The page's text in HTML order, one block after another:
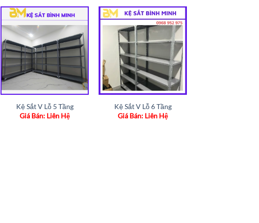
Add to
wishlist
Kệ Sắt V Lỗ 5 Tầng
Giá Bán: Liên Hệ
Add to
wishlist
Kệ Sắt V Lỗ 6 Tầng
Giá Bán: Liên Hệ